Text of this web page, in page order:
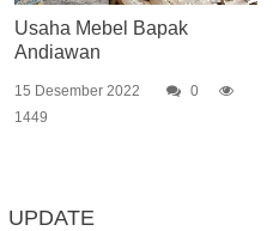
Usaha Mebel Bapak
Andiawan
15 Desember 2022
0
1449
UPDATE